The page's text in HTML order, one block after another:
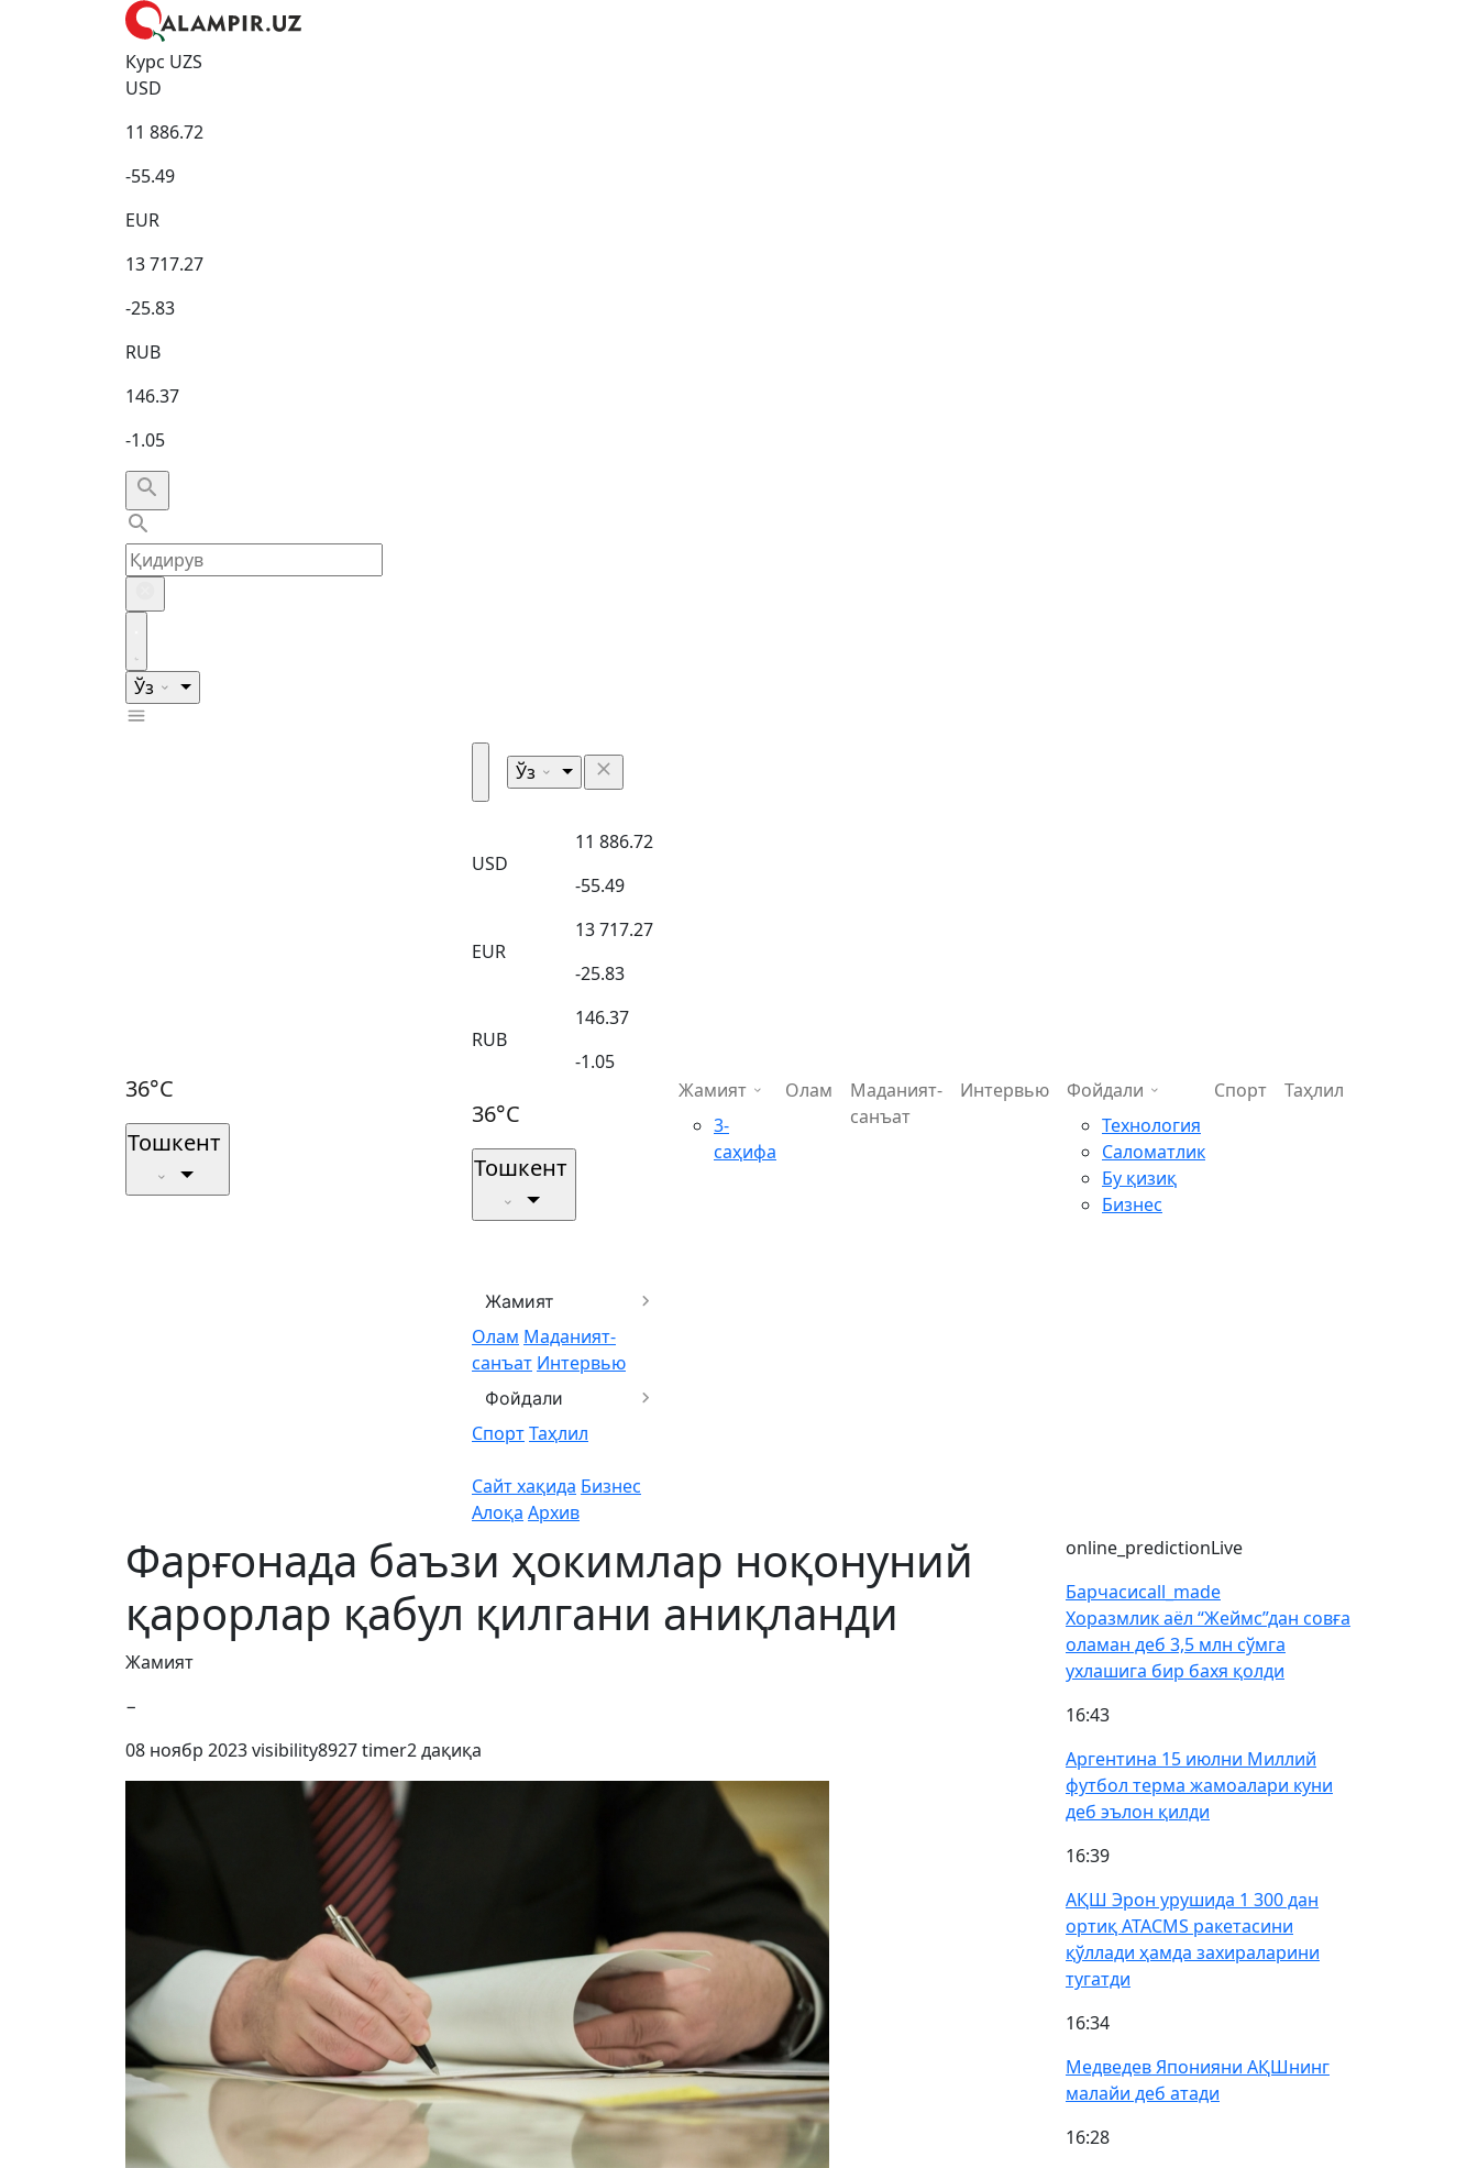
Курс UZS
USD
11 886.72
-55.49
EUR
13 717.27
-25.83
RUB
146.37
-1.05
Ўз
36°C
Тошкент
Ўз
USD
11 886.72
-55.49
EUR
13 717.27
-25.83
RUB
146.37
-1.05
36°C
Тошкент
Жамият
Олам Маданият-
санъат Интервью
Фойдали
СпортТаҳлил
Сайт хақида Бизнес
Алоқа Архив
Жамият
3-
саҳифа
Олам
Маданият-
санъат
Интервью
Фойдали
Технология
Саломатлик
Бу қизиқ
Бизнес
Спорт Таҳлил
Фарғонада баъзи ҳокимлар ноқонуний
қарорлар қабул қилгани аниқланди
Жамият
−
08 ноябр 2023visibility8927timer2 дақиқа
online_predictionLive
Барчасиcall_made
Хоразмлик аёл “Жеймс”дан совға
оламан деб 3,5 млн сўмга
ухлашига бир бахя қолди
16:43
Аргентина 15 июлни Миллий
футбол терма жамоалари куни
деб эълон қилди
16:39
АҚШ Эрон урушида 1 300 дан
ортиқ ATACMS ракетасини
қўллади ҳамда захираларини
тугатди
16:34
Медведев Японияни АҚШнинг
малайи деб атади
16:28